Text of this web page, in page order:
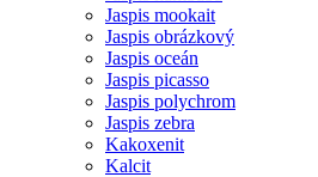
Jaspis mookait
Jaspis obrázkový
Jaspis oceán
Jaspis picasso
Jaspis polychrom
Jaspis zebra
Kakoxenit
Kalcit